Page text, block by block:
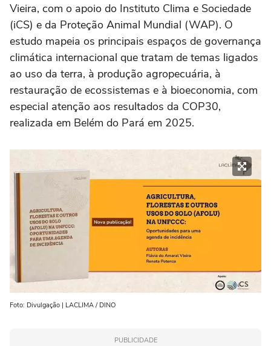
Vieira, com o apoio do Instituto Clima e Sociedade
(iCS) e da Proteção Animal Mundial (WAP). O
estudo mapeia os principais espaços de governança
climática internacional que tratam de temas ligados
ao uso da terra, à produção agropecuária, à
restauração de ecossistemas e à bioeconomia, com
especial atenção aos resultados da COP30,
realizada em Belém do Pará em 2025.
Foto: Divulgação | LACLIMA / DINO
PUBLICIDADE